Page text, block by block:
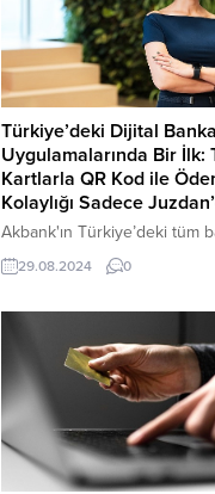
Türkiye’deki Dijital
Uygulamalarında Bir İlk:
Kartlarla QR Kod ile
Kolaylığı Sadece
Akbank'ın Türkiye’deki tüm
kredi kartı kullanıcılarına açık
platformu Juzdan,
29.08.2024 0